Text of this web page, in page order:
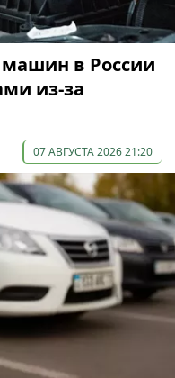
в России
из-за
07 АВГУСТА 2026 21:20